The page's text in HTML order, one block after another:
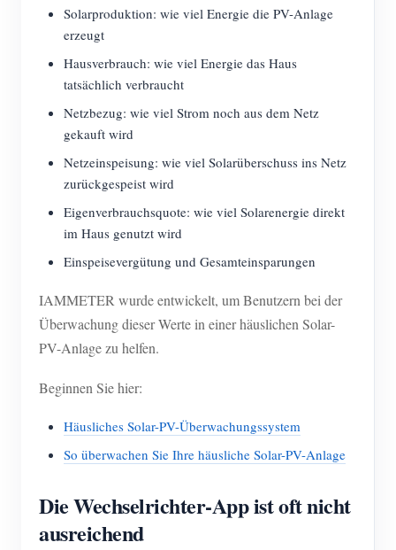
Solarproduktion: wie viel Energie die PV-Anlage
erzeugt
Hausverbrauch: wie viel Energie das Haus
tatsächlich verbraucht
Netzbezug: wie viel Strom noch aus dem Netz
gekauft wird
Netzeinspeisung: wie viel Solarüberschuss ins Netz
zurückgespeist wird
Eigenverbrauchsquote: wie viel Solarenergie direkt
im Haus genutzt wird
Einspeisevergütung und Gesamteinsparungen
IAMMETER wurde entwickelt, um Benutzern bei der
Überwachung dieser Werte in einer häuslichen Solar-
PV-Anlage zu helfen.
Beginnen Sie hier:
Häusliches Solar-PV-Überwachungssystem
So überwachen Sie Ihre häusliche Solar-PV-Anlage
Die Wechselrichter-App ist oft nicht
ausreichend